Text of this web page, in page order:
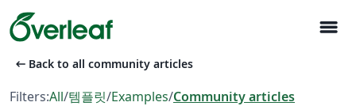
menu
arrow_left_alt Back to all community articles
Filters:All/템플릿/Examples/Community articles